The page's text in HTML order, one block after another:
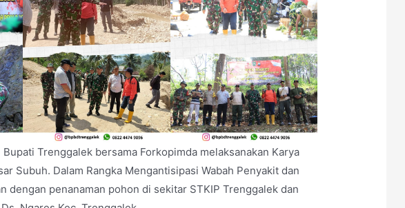
Trenggalek bersama Forkopimda melaksanakan Karya
Subuh. Dalam Rangka Mengantisipasi Wabah Penyakit dan
dengan penanaman pohon di sekitar STKIP Trenggalek dan